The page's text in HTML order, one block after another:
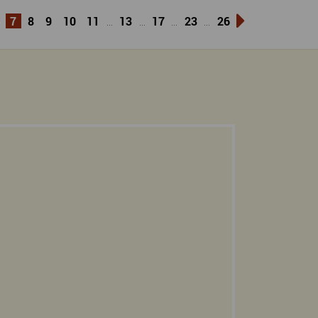
7 8 9 10 11 13 17 23 26